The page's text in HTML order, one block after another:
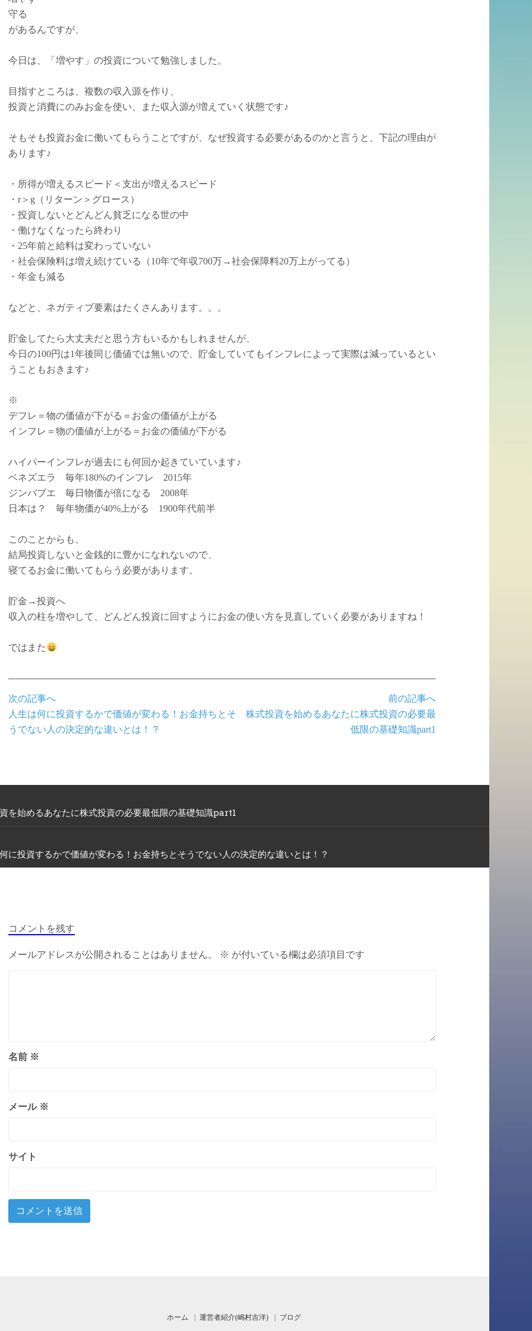
守る
があるんですが、
今日は、「増やす」の投資について勉強しました。
目指すところは、複数の収入源を作り、
投資と消費にのみお金を使い、また収入源が増えていく状態です♪
そもそも投資お金に働いてもらうことですが、なぜ投資する必要があるのかと言うと、下記の理由が
あります♪
・所得が増えるスピード＜支出が増えるスピード
・r＞g（リターン＞グロース）
・投資しないとどんどん貧乏になる世の中
・働けなくなったら終わり
・25年前と給料は変わっていない
・社会保険料は増え続けている（10年で年収700万→社会保障料20万上がってる）
・年金も減る
などと、ネガティブ要素はたくさんあります。。。
貯金してたら大丈夫だと思う方もいるかもしれませんが、
今日の100円は1年後同じ価値では無いので、貯金していてもインフレによって実際は減っているとい
うこともおきます♪
※
デフレ＝物の価値が下がる＝お金の価値が上がる
インフレ＝物の価値が上がる＝お金の価値が下がる
ハイパーインフレが過去にも何回か起きていています♪
ベネズエラ 毎年180%のインフレ 2015年
ジンバブエ 毎日物価が倍になる 2008年
日本は？ 毎年物価が40%上がる 1900年代前半
このことからも、
結局投資しないと金銭的に豊かになれないので、
寝てるお金に働いてもらう必要があります。
貯金→投資へ
収入の柱を増やして、どんどん投資に回すようにお金の使い方を見直していく必要がありますね！
ではまた
前の記事へ
株式投資を始めるあなたに株式投資の必要最
低限の基礎知識part1
次の記事へ
人生は何に投資するかで価値が変わる！お金持ちとそ
うでない人の決定的な違いとは！？
を始めるあなたに株式投資の必要最低限の基礎知識part1
に投資するかで価値が変わる！お金持ちとそうでない人の決定的な違いとは！？
コメントを残す
メールアドレスが公開されることはありません。 ※ が付いている欄は必須項目です
名前 ※
メール ※
サイト
ホーム 運営者紹介(嶋村吉洋) ブログ